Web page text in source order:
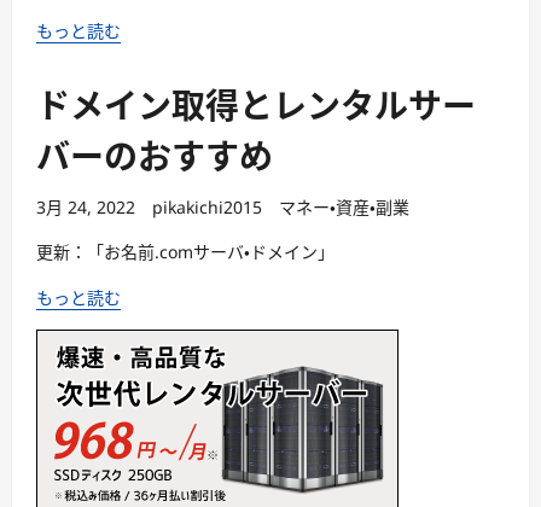
もっと読む
ドメイン取得とレンタルサー
バーのおすすめ
3月 24, 2022 pikakichi2015
マネー・資産・副業
更新：「お名前.comサーバ・ドメイン」
もっと読む